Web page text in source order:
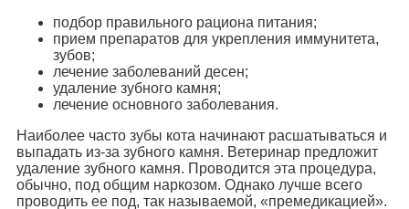
подбор правильного рациона питания;
прием препаратов для укрепления иммунитета,
зубов;
лечение заболеваний десен;
удаление зубного камня;
лечение основного заболевания.
Наиболее часто зубы кота начинают расшатываться и
выпадать из-за зубного камня. Ветеринар предложит
удаление зубного камня. Проводится эта процедура,
обычно, под общим наркозом. Однако лучше всего
проводить ее под, так называемой, «премедикацией».